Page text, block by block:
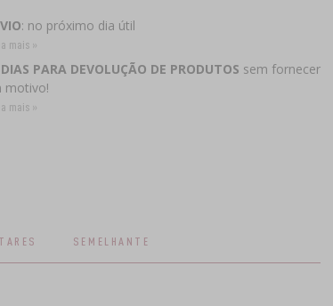
: no próximo dia útil
mais »
PARA DEVOLUÇÃO DE PRODUTOS sem fornecer
motivo!
mais »
SEMELHANTE